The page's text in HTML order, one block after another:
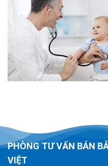
PHÒNG TƯ VẤN BÁN
VIỆT